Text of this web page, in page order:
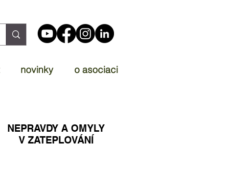
novinky o asociaci
NEPRAVDY A OMYLY
V ZATEPLOVÁNÍ